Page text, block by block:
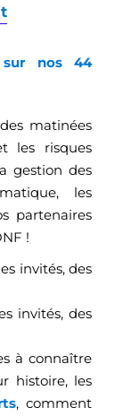
sur nos 44
matinées
les risques
gestion des
les
partenaires
!
invités, des
invités, des
à connaître
histoire, les
, comment